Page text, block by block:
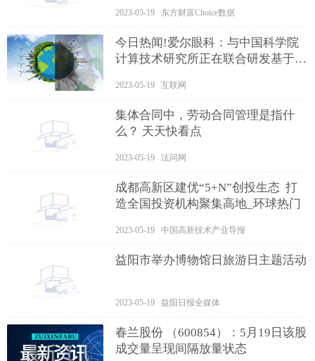
2023-05-19 东方财富Choice数据
今日热闻!爱尔眼科：与中国科学院
计算技术研究所正在联合研发基于大
2023-05-19 互联网
集体合同中，劳动合同管理是指什
么？ 天天快看点
2023-05-19 法问网
成都高新区建优“5+N”创投生态 打
造全国投资机构聚集高地_环球热门
2023-05-19 中国高新技术产业导报
益阳市举办博物馆日旅游日主题活动
2023-05-19 益阳日报全媒体
春兰股份 （600854）：5月19日该股
成交量呈现间隔放量状态